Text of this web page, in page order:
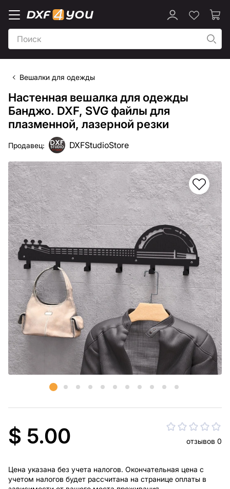
Вешалки для одежды
Настенная вешалка для одежды
Банджо. DXF, SVG файлы для
плазменной, лазерной резки
Продавец: DXFStudioStore
$ 5.00 отзывов 0
Цена указана без учета налогов. Окончательная цена с
учетом налогов будет рассчитана на странице оплаты в